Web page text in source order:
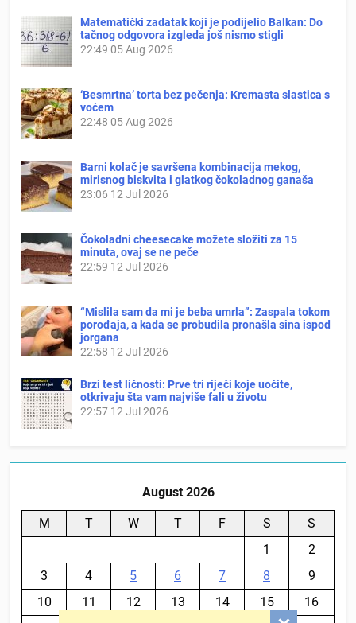
Matematički zadatak koji je podijelio Balkan: Do
tačnog odgovora izgleda još nismo stigli
22:49 05 Aug 2026
‘Besmrtna’ torta bez pečenja: Kremasta slastica s
voćem
22:48 05 Aug 2026
Barni kolač je savršena kombinacija mekog,
mirisnog biskvita i glatkog čokoladnog ganaša
23:06 12 Jul 2026
Čokoladni cheesecake možete složiti za 15
minuta, ovaj se ne peče
22:59 12 Jul 2026
“Mislila sam da mi je beba umrla”: Zaspala tokom
porođaja, a kada se probudila pronašla sina ispod
jorgana
22:58 12 Jul 2026
Brzi test ličnosti: Prve tri riječi koje uočite,
otkrivaju šta vam najviše fali u životu
22:57 12 Jul 2026
August 2026
M T W T F S
S
1
2
3
4 5 6 7 8
9
10
11 12 13 14 15
16